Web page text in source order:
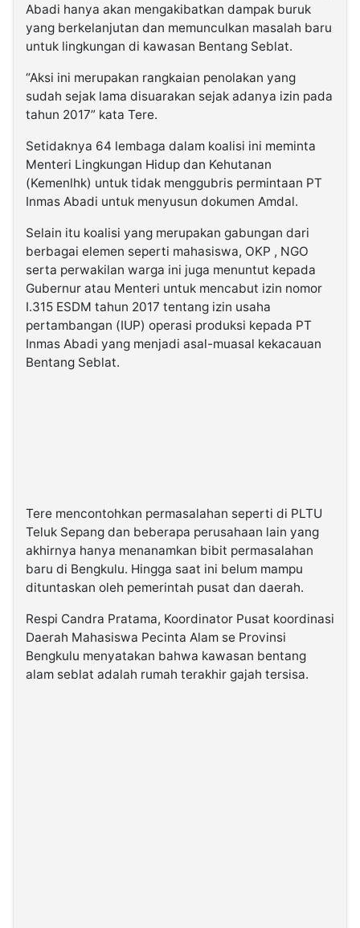
Abadi hanya akan mengakibatkan dampak buruk
yang berkelanjutan dan memunculkan masalah baru
untuk lingkungan di kawasan Bentang Seblat.
“Aksi ini merupakan rangkaian penolakan yang
sudah sejak lama disuarakan sejak adanya izin pada
tahun 2017” kata Tere.
Setidaknya 64 lembaga dalam koalisi ini meminta
Menteri Lingkungan Hidup dan Kehutanan
(Kemenlhk) untuk tidak menggubris permintaan PT
Inmas Abadi untuk menyusun dokumen Amdal.
Selain itu koalisi yang merupakan gabungan dari
berbagai elemen seperti mahasiswa, OKP , NGO
serta perwakilan warga ini juga menuntut kepada
Gubernur atau Menteri untuk mencabut izin nomor
I.315 ESDM tahun 2017 tentang izin usaha
pertambangan (IUP) operasi produksi kepada PT
Inmas Abadi yang menjadi asal-muasal kekacauan
Bentang Seblat.
Tere mencontohkan permasalahan seperti di PLTU
Teluk Sepang dan beberapa perusahaan lain yang
akhirnya hanya menanamkan bibit permasalahan
baru di Bengkulu. Hingga saat ini belum mampu
dituntaskan oleh pemerintah pusat dan daerah.
Respi Candra Pratama, Koordinator Pusat koordinasi
Daerah Mahasiswa Pecinta Alam se Provinsi
Bengkulu menyatakan bahwa kawasan bentang
alam seblat adalah rumah terakhir gajah tersisa.